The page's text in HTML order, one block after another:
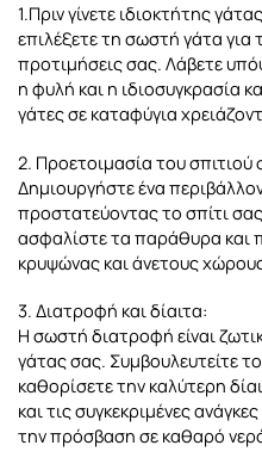
1.Πριν γίνετε ιδιοκτήτης
επιλέξετε τη σωστή γάτα για
προτιμήσεις σας. Λάβετε
η φυλή και η ιδιοσυγκρασία
γάτες σε καταφύγια
2. Προετοιμασία του σπιτιού
Δημιουργήστε ένα
προστατεύοντας το σπίτι
ασφαλίστε τα παράθυρα και
κρυψώνας και άνετους
3. Διατροφή και δίαιτα:
Η σωστή διατροφή είναι
γάτας σας. Συμβουλευτείτε
καθορίσετε την καλύτερη
και τις συγκεκριμένες
την πρόσβαση σε καθαρό